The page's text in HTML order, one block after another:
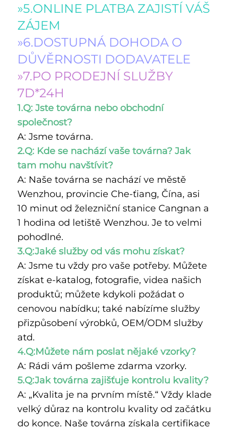
»5.ONLINE PLATBA ZAJISTÍ VÁŠ
ZÁJEM
»6.DOSTUPNÁ DOHODA O
DŮVĚRNOSTI DODAVATELE
»7.PO PRODEJNÍ SLUŽBY
7D*24H
1.Q: Jste továrna nebo obchodní
společnost?
A: Jsme továrna.
2.Q: Kde se nachází vaše továrna? Jak
tam mohu navštívit?
A: Naše továrna se nachází ve městě
Wenzhou, provincie Che-ťiang, Čína, asi
10 minut od železniční stanice Cangnan a
1 hodina od letiště Wenzhou. Je to velmi
pohodlné.
3.Q:Jaké služby od vás mohu získat?
A: Jsme tu vždy pro vaše potřeby. Můžete
získat e-katalog, fotografie, videa našich
produktů; můžete kdykoli požádat o
cenovou nabídku; také nabízíme služby
přizpůsobení výrobků, OEM/ODM služby
atd.
4.Q:Můžete nám poslat nějaké vzorky?
A: Rádi vám pošleme zdarma vzorky.
5.Q:Jak továrna zajišťuje kontrolu kvality?
A: „Kvalita je na prvním místě.“ Vždy klade
velký důraz na kontrolu kvality od začátku
do konce. Naše továrna získala certifikace